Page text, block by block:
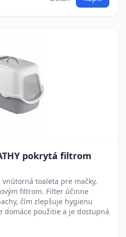
pokrytá filtrom
vnútorná toaleta pre mačky,
filtrom. Filter účinne
čím zlepšuje hygienu
domáce použitie a je dostupná